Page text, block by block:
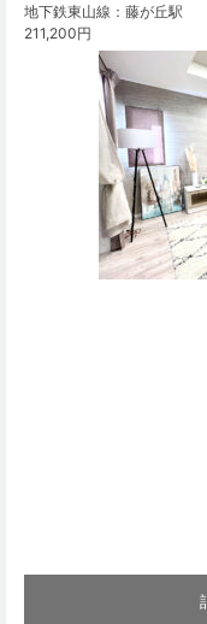
地下鉄東山線：藤が丘駅
211,200円